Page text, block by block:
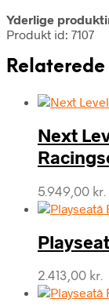
Yderlige
Produkt id: 7107
Next
5.949,00 kr.
2.413,00 kr.